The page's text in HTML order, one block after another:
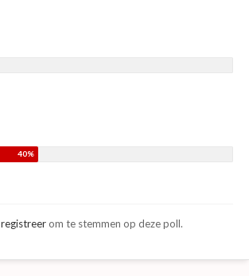
registreerom te stemmen op deze poll.